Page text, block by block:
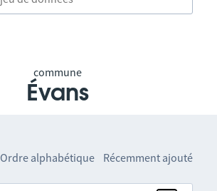
commune
Évans
Ordre alphabétique Récemment ajouté